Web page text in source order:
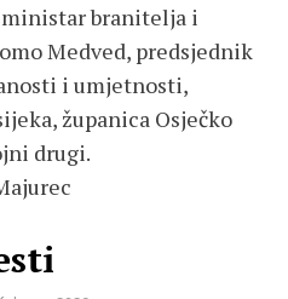
ministar branitelja i
Medved, predsjednik
i umjetnosti,
županica Osječko
drugi.